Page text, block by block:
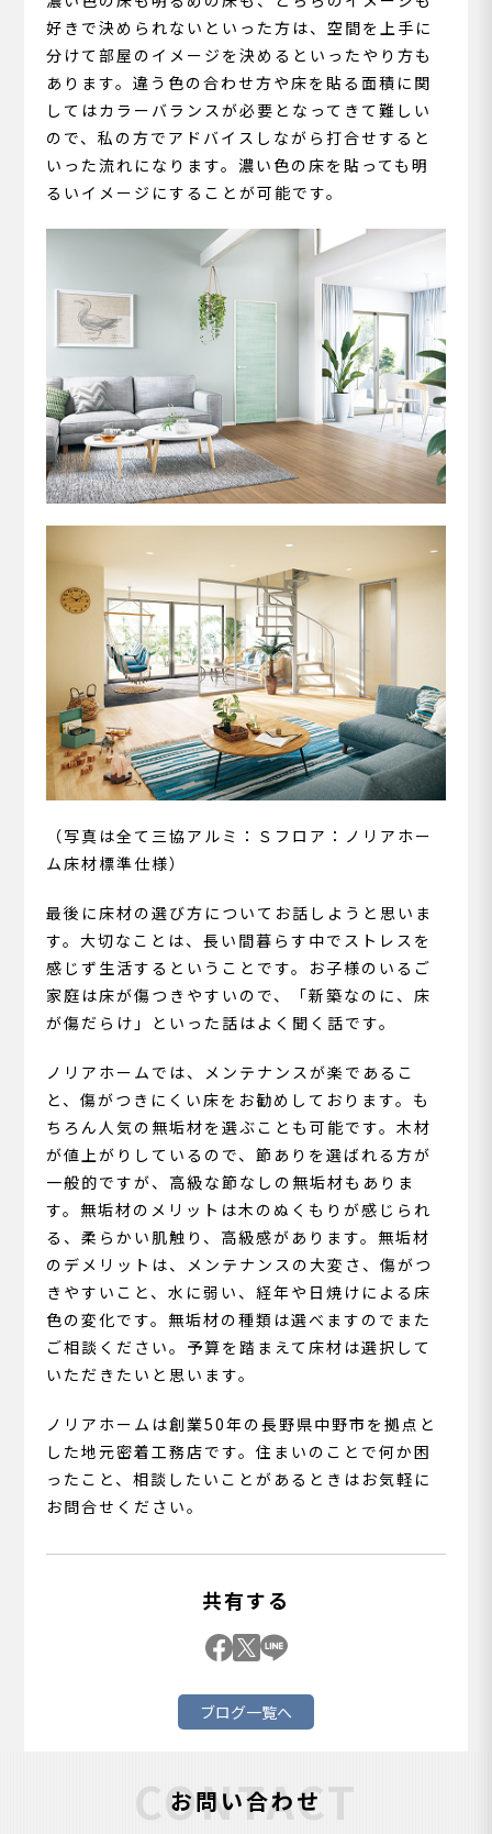
好きで決められないといった方は、空間を上手に
分けて部屋のイメージを決めるといったやり方も
あります。違う色の合わせ方や床を貼る面積に関
してはカラーバランスが必要となってきて難しい
ので、私の方でアドバイスしながら打合せすると
いった流れになります。濃い色の床を貼っても明
るいイメージにすることが可能です。
（写真は全て三協アルミ：Ｓフロア：ノリアホー
ム床材標準仕様）
最後に床材の選び方についてお話しようと思いま
す。大切なことは、長い間暮らす中でストレスを
感じず生活するということです。お子様のいるご
家庭は床が傷つきやすいので、「新築なのに、床
が傷だらけ」といった話はよく聞く話です。
ノリアホームでは、メンテナンスが楽であるこ
と、傷がつきにくい床をお勧めしております。も
ちろん人気の無垢材を選ぶことも可能です。木材
が値上がりしているので、節ありを選ばれる方が
一般的ですが、高級な節なしの無垢材もありま
す。無垢材のメリットは木のぬくもりが感じられ
る、柔らかい肌触り、高級感があります。無垢材
のデメリットは、メンテナンスの大変さ、傷がつ
きやすいこと、水に弱い、経年や日焼けによる床
色の変化です。無垢材の種類は選べますのでまた
ご相談ください。予算を踏まえて床材は選択して
いただきたいと思います。
ノリアホームは創業50年の長野県中野市を拠点と
した地元密着工務店です。住まいのことで何か困
ったこと、相談したいことがあるときはお気軽に
お問合せください。
共有する
ブログ一覧へ
お問い合わせ
CONTACT